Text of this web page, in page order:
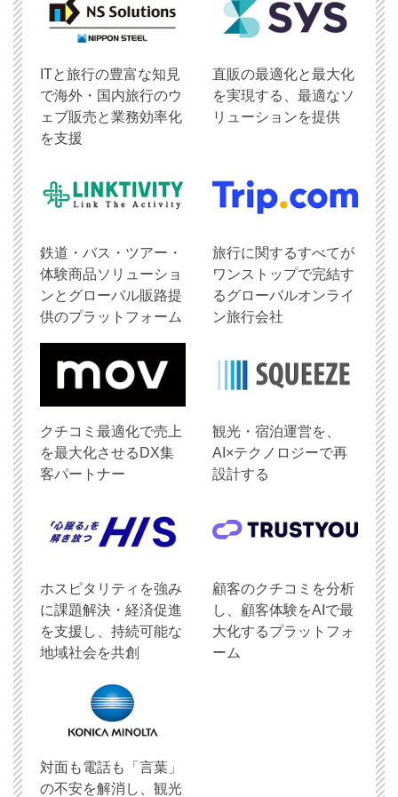
ITと旅行の豊富な知見
で海外・国内旅行のウ
ェブ販売と業務効率化
を支援
直販の最適化と最大化
を実現する、最適なソ
リューションを提供
鉄道・バス・ツアー・
体験商品ソリューショ
ンとグローバル販路提
供のプラットフォーム
旅行に関するすべてが
ワンストップで完結す
るグローバルオンライ
ン旅行会社
クチコミ最適化で売上
を最大化させるDX集
客パートナー
観光・宿泊運営を、
AI×テクノロジーで再
設計する
ホスピタリティを強み
に課題解決・経済促進
を支援し、持続可能な
地域社会を共創
顧客のクチコミを分析
し、顧客体験をAIで最
大化するプラットフォ
ーム
対面も電話も「言葉」
の不安を解消し、観光